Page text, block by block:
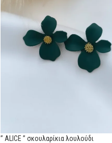
” ALICE ” σκουλαρίκια λουλούδι